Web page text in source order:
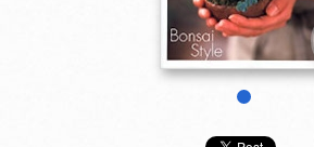
他にも商品を買う